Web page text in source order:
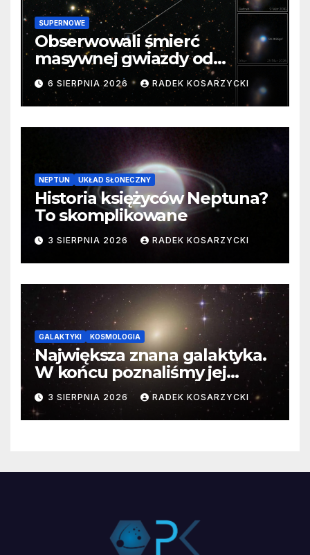
SUPERNOWE
Obserwowali śmierć
masywnej gwiazdy od
samego początku. Niezwykle
cenne dane
6 SIERPNIA 2026 RADEK KOSARZYCKI
NEPTUN UKŁAD SŁONECZNY
Historia księżyców Neptuna?
To skomplikowane
3 SIERPNIA 2026 RADEK KOSARZYCKI
GALAKTYKI KOSMOLOGIA
Największa znana galaktyka.
W końcu poznaliśmy jej
faktyczne wymiary
3 SIERPNIA 2026 RADEK KOSARZYCKI